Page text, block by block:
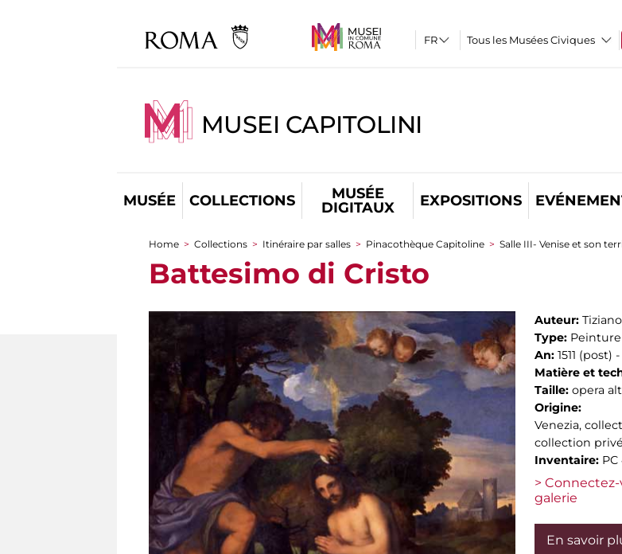
Tous les Musées Civiques
MUSEI CAPITOLINI
MUSÉE COLLECTIONS
MUSÉE
DIGITAUX
EXPOSITIONS
You are here
Home > Collections > Itinéraire par salles > Pinacothèque Capitoline > Salle III- Venise et son
Battesimo di Cristo
Auteur:
Type: Peinture
An: 1511 (post)
Matière et
Taille: opera
Origine:
Venezia,
collection
Inventaire: PC
>
galerie
En savoir